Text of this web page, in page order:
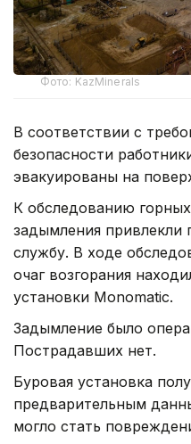
Фото: KazMinerals
В соответствии с
безопасности
эвакуированы на
К обследованию
задымления привлекли
службу. В ходе
очаг возгорания
установки Monomatic.
Задымление было
Пострадавших нет.
Буровая установка
предварительным
могло стать